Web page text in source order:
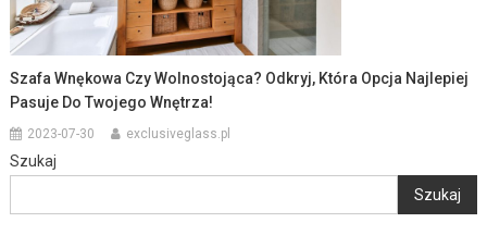
Szafa Wnękowa Czy Wolnostojąca? Odkryj, Która Opcja Najlepiej
Pasuje Do Twojego Wnętrza!
2023-07-30 exclusiveglass.pl
Szukaj
Szukaj